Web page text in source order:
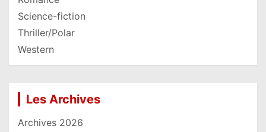
Science-fiction
Thriller/Polar
Western
Les Archives
Archives 2026